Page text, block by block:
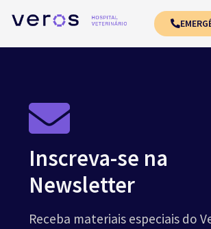
Inscreva-se na
Newsletter
Receba materiais especiais do